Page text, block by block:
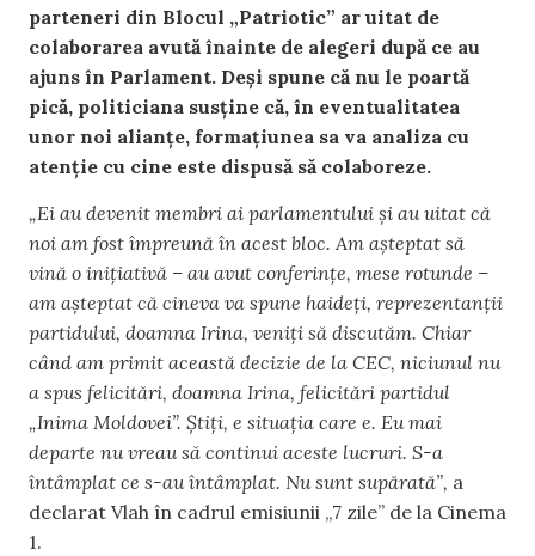
parteneri din Blocul „Patriotic” ar uitat de
colaborarea avută înainte de alegeri după ce au
ajuns în Parlament. Deși spune că nu le poartă
pică, politiciana susține că, în eventualitatea
unor noi alianțe, formațiunea sa va analiza cu
atenție cu cine este dispusă să colaboreze.
„Ei au devenit membri ai parlamentului și au uitat că
noi am fost împreună în acest bloc. Am așteptat să
vină o inițiativă – au avut conferințe, mese rotunde –
am așteptat că cineva va spune haideți, reprezentanții
partidului, doamna Irina, veniți să discutăm. Chiar
când am primit această decizie de la CEC, niciunul nu
a spus felicitări, doamna Irina, felicitări partidul
„Inima Moldovei”. Știți, e situația care e. Eu mai
departe nu vreau să continui aceste lucruri. S-a
întâmplat ce s-au întâmplat. Nu sunt supărată”, a
declarat Vlah în cadrul emisiunii „7 zile” de la Cinema
1.